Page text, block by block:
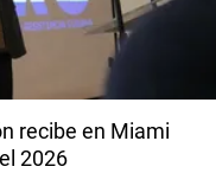
recibe en Miami
2026